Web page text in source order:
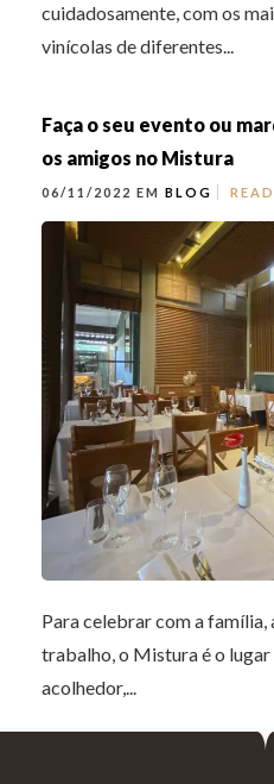
cuidadosamente, com os
vinícolas de diferentes...
Faça o seu evento ou
os amigos no Mistura
06/11/2022 EM BLOG
Para celebrar com a família,
trabalho, o Mistura é o
acolhedor,...